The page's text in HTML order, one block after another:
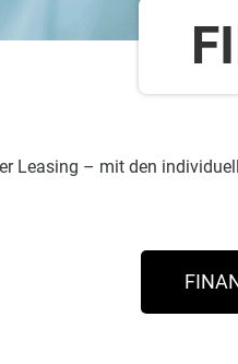
Leasing – mit den